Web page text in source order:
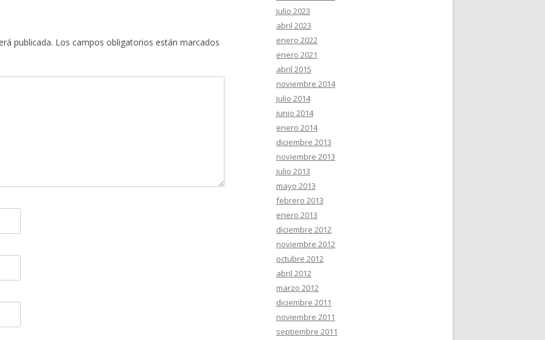
publicada. Los campos obligatorios están marcados
julio 2023
abril 2023
enero 2022
enero 2021
abril 2015
noviembre 2014
julio 2014
junio 2014
enero 2014
diciembre 2013
noviembre 2013
julio 2013
mayo 2013
febrero 2013
enero 2013
diciembre 2012
noviembre 2012
octubre 2012
abril 2012
marzo 2012
diciembre 2011
noviembre 2011
septiembre 2011